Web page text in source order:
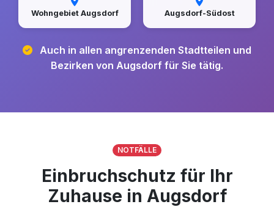
Wohngebiet Augsdorf Augsdorf-Südost
Auch in allen angrenzenden Stadtteilen und
Bezirken von Augsdorf für Sie tätig.
NOTFÄLLE
Einbruchschutz für Ihr
Zuhause in Augsdorf